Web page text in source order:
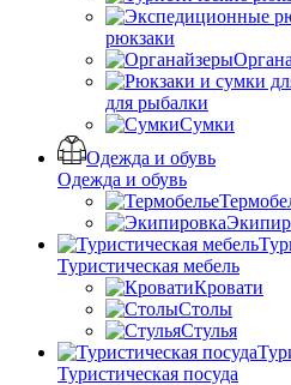
рюкзаки
для рыбалки
Сумки
Одежда и обувь
Одежда и обувь
Туристическая мебель
Кровати
Столы
Стулья
Туристическая посуда